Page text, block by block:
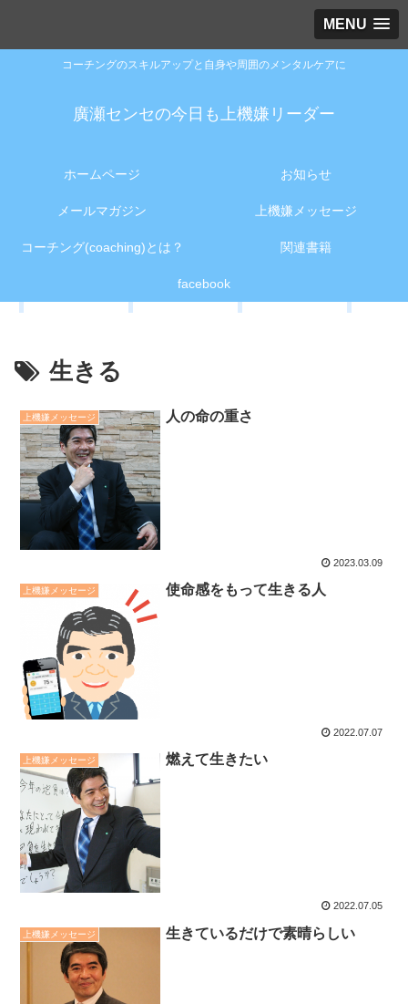
MENU
コーチングのスキルアップと自身や周囲のメンタルケアに
廣瀬センセの今日も上機嫌リーダー
ホームページ お知らせ
メールマガジン 上機嫌メッセージ
コーチング(coaching)とは？ 関連書籍
facebook
生きる
上機嫌メッセージ 人の命の重さ
2023.03.09
上機嫌メッセージ 使命感をもって生きる人
2022.07.07
上機嫌メッセージ 燃えて生きたい
2022.07.05
上機嫌メッセージ 生きているだけで素晴らしい